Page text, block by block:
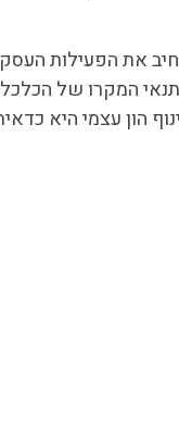
את הפעילות
המקרו של
הון עצמי היא